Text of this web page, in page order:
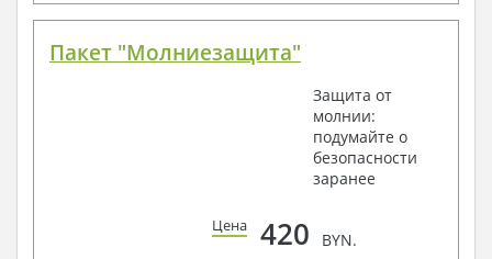
Пакет "Молниезащита"
Защита от
молнии:
подумайте о
безопасности
заранее
Цена 420 BYN.